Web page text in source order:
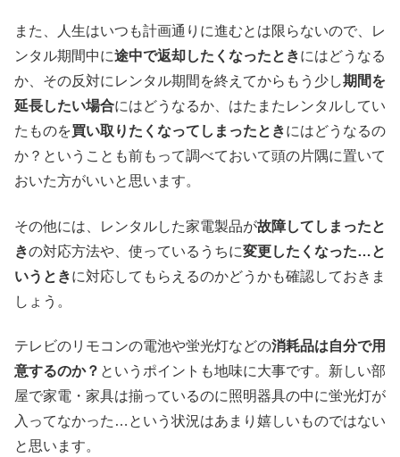
また、人生はいつも計画通りに進むとは限らないので、レ
ンタル期間中に途中で返却したくなったときにはどうなる
か、その反対にレンタル期間を終えてからもう少し期間を
延長したい場合にはどうなるか、はたまたレンタルしてい
たものを買い取りたくなってしまったときにはどうなるの
か？ということも前もって調べておいて頭の片隅に置いて
おいた方がいいと思います。
その他には、レンタルした家電製品が故障してしまったと
きの対応方法や、使っているうちに変更したくなった…と
いうときに対応してもらえるのかどうかも確認しておきま
しょう。
テレビのリモコンの電池や蛍光灯などの消耗品は自分で用
意するのか？ というポイントも地味に大事です。新しい部
屋で家電・家具は揃っているのに照明器具の中に蛍光灯が
入ってなかった…という状況はあまり嬉しいものではない
と思います。